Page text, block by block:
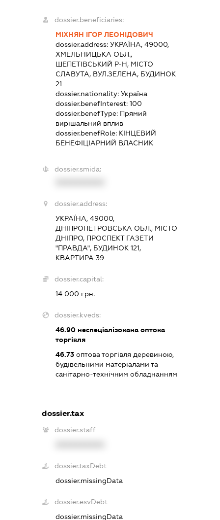
dossier.beneficiaries:
МІХНЯН ІГОР ЛЕОНІДОВИЧ
dossier.address:УКРАЇНА, 49000,
ХМЕЛЬНИЦЬКА ОБЛ.,
ШЕПЕТІВСЬКИЙ Р-Н, МІСТО
СЛАВУТА, ВУЛ.ЗЕЛЕНА, БУДИНОК
21
dossier.nationality:Україна
dossier.benefInterest:100
dossier.benefType: Прямий
вирішальний вплив
dossier.benefRole: КІНЦЕВИЙ
БЕНЕФІЦІАРНИЙ ВЛАСНИК
dossier.smida:
dossier.address:
УКРАЇНА, 49000,
ДНІПРОПЕТРОВСЬКА ОБЛ., МІСТО
ДНІПРО, ПРОСПЕКТ ГАЗЕТИ
"ПРАВДА", БУДИНОК 121,
КВАРТИРА 39
dossier.capital:
14 000 грн.
dossier.kveds:
46.90 неспеціалізована оптова
торгівля
46.73 оптова торгівля деревиною,
будівельними матеріалами та
санітарно-технічним обладнанням
dossier.tax
dossier.staff
dossier.taxDebt
dossier.missingData
dossier.esvDebt
dossier.missingData